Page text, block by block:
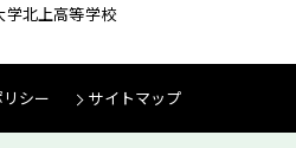
学北上高等学校
シー サイトマップ